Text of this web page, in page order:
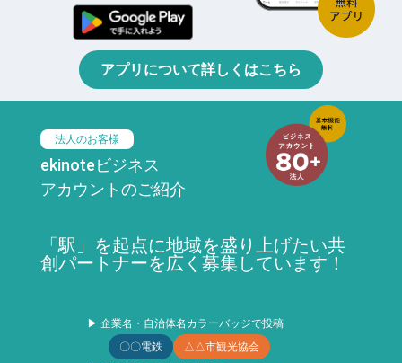
アプリについて詳しくはこちら
法人のお客様
ekinoteビジネス
アカウントのご紹介
「駅」を起点に地域を盛り上げたい共
創パートナーを広く募集しています！
▶ 企業名・自治体名カラーバッジで投稿
〇〇電鉄
△△市観光協会